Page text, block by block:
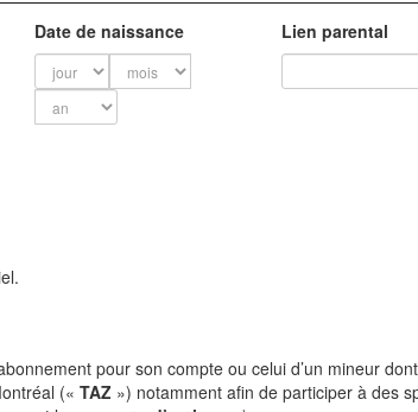
Date de naissance Lien parental
pour son compte ou celui d’un mineur
(« TAZ ») notamment afin de participer à des